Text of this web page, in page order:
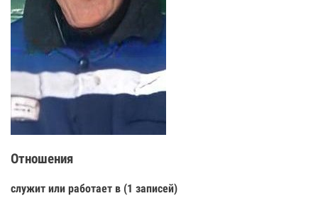
Отношения
служит или работает в (1 записей)